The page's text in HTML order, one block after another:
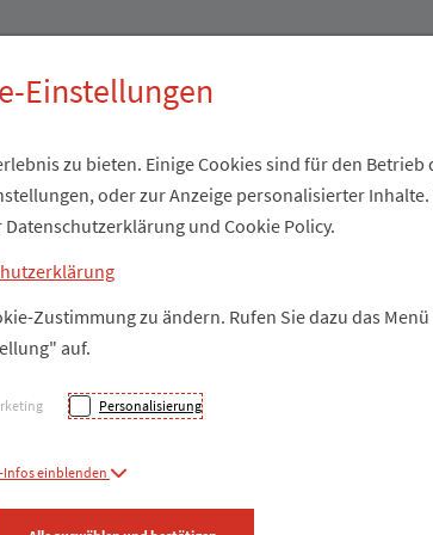
Zahnpaste
Einstellungen
zu bieten. Einige Cookies sind für den Betrieb
oder zur Anzeige personalisierter Inhalte.
und Cookie Policy.
Zustimmung zu ändern. Rufen Sie dazu das
auf.
Personalisierung
Infos einblenden